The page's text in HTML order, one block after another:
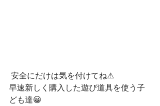
安全にだけは気を付けてね⚠
早速新しく購入した遊び道具を使う子
ども達😀